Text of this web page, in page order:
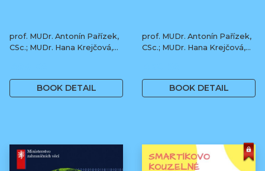
prof. MUDr. Antonín Pařízek,
CSc.; MUDr. Hana Krejčová,
Tomáš Honzík, Ph.D. a kol.
BOOK DETAIL
prof. MUDr. Antonín Pařízek,
CSc.; MUDr. Hana Krejčová,
Tomáš Honzík, Ph.D. a kol.
BOOK DETAIL